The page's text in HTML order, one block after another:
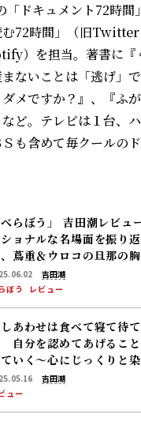
ドキュメント72時間
む72時間」（旧
）を担当。著書に『
ないことは「逃げ」
メですか？』、『ふ
ど。テレビは１台、
も含めて毎クールの
べらぼう」 吉田潮レビュ
ョナルな名場面を振り
蔦重＆ウロコの旦那の
そして我らのジロベー
吉田潮
ぼう
レビュー
しあわせは食べて寝て待
自分を認めてあげるこ
いく～心にじっくりと
まれるドラマ
吉田潮
ュー